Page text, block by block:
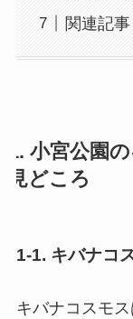
関連記事
1. 小宮公園
見どころ
1-1. キバナコ
キバナコスモ